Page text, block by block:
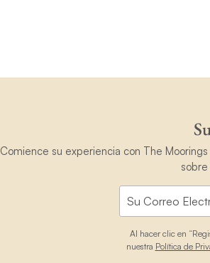
Comience su experiencia con The
Al hacer clic en
nuestra Política de